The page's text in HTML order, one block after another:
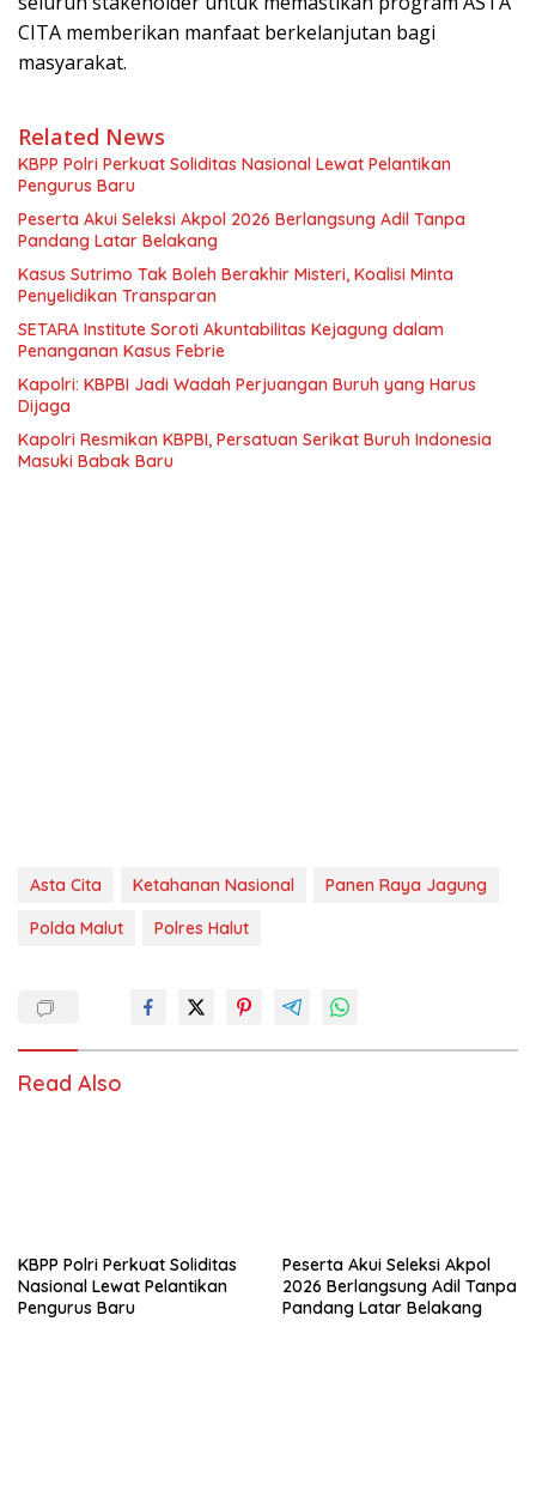
CITA memberikan manfaat berkelanjutan bagi
masyarakat.
Related News
KBPP Polri Perkuat Soliditas Nasional Lewat Pelantikan
Pengurus Baru
Peserta Akui Seleksi Akpol 2026 Berlangsung Adil Tanpa
Pandang Latar Belakang
Kasus Sutrimo Tak Boleh Berakhir Misteri, Koalisi Minta
Penyelidikan Transparan
SETARA Institute Soroti Akuntabilitas Kejagung dalam
Penanganan Kasus Febrie
Kapolri: KBPBI Jadi Wadah Perjuangan Buruh yang Harus
Dijaga
Kapolri Resmikan KBPBI, Persatuan Serikat Buruh Indonesia
Masuki Babak Baru
Asta Cita Ketahanan Nasional
Panen Raya Jagung
Polda Malut
Polres Halut
Read Also
KBPP Polri Perkuat Soliditas
Nasional Lewat Pelantikan
Pengurus Baru
Peserta Akui Seleksi Akpol
2026 Berlangsung Adil Tanpa
Pandang Latar Belakang